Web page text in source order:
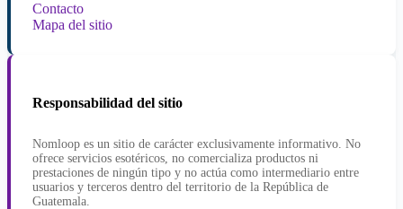
Contacto
Mapa del sitio
Responsabilidad del sitio
Nomloop es un sitio de carácter exclusivamente informativo. No
ofrece servicios esotéricos, no comercializa productos ni
prestaciones de ningún tipo y no actúa como intermediario entre
usuarios y terceros dentro del territorio de la República de
Guatemala.